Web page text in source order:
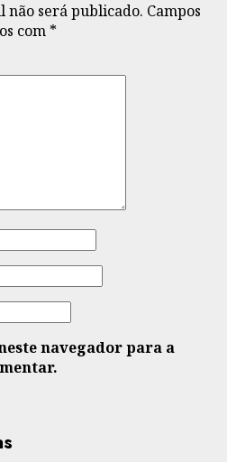
não será publicado. Campos
com *
navegador para a